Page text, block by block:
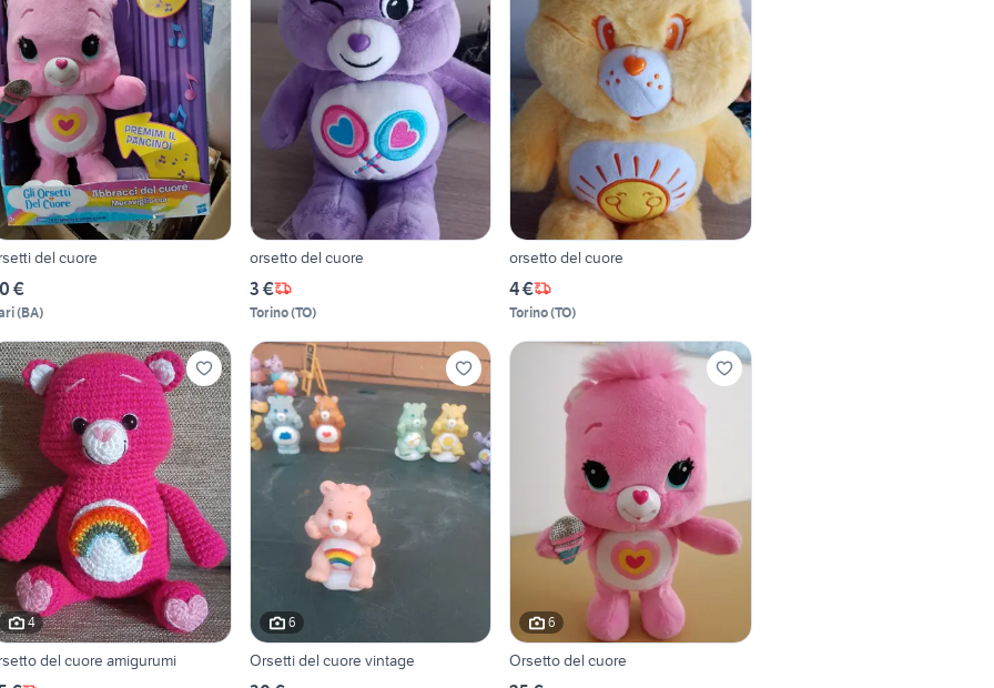
del cuore
€
(BA)
orsetto del cuore
3 €
Torino(TO)
orsetto del cuore
4 €
Torino(TO)
4
del cuore amigurumi
6
Orsetti del cuore vintage
6
Orsetto del cuore